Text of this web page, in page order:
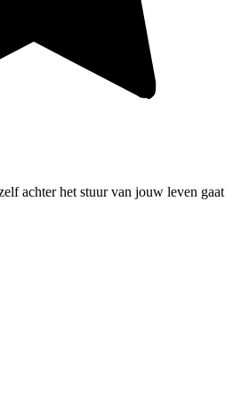
achter het stuur van jouw leven gaat